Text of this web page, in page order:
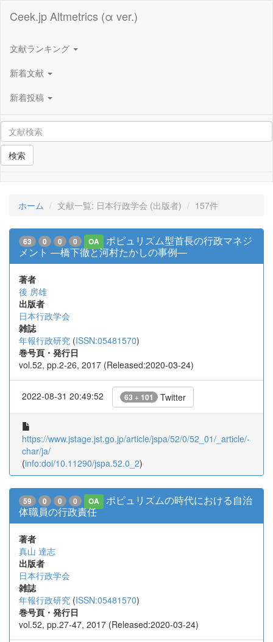
Ceek.jp Altmetrics (α ver.)
文献ランキング
新着文献
新着投稿
検索
ホーム 文献一覧: 日本行政学会 (出版者) 157件
63 0 0 0 OA
ポピュリズム型首長の行政マネジ
メント ―橋下徹と河村たかしの事例―
著者
後 房雄
出版者
日本行政学会
雑誌
年報行政研究 (ISSN:05481570)
巻号頁・発行日
vol.52, pp.2-26, 2017 (Released:2020-03-24)
2022-08-31 20:49:52 63 + 101 Twitter
https://www.jstage.jst.go.jp/article/jspa/52/0/52_01/_article/-
char/ja/
(info:doi/10.11290/jspa.52.0_2)
59 0 0 0 OA
ポピュリズムの時代における自治
体職員の行政責任
著者
真山 達志
出版者
日本行政学会
雑誌
年報行政研究 (ISSN:05481570)
巻号頁・発行日
vol.52, pp.27-47, 2017 (Released:2020-03-24)